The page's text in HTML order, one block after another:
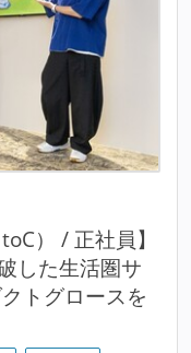
） / 正社員】
した生活圏サ
トグロースを